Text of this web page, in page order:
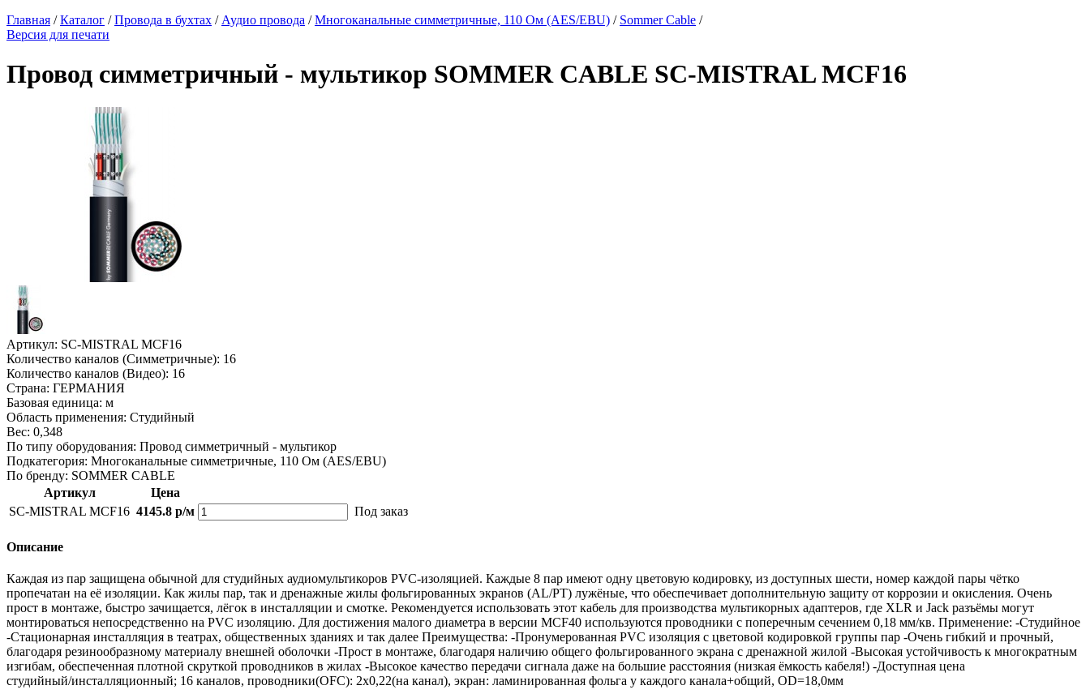
Главная /Каталог /Провода в бухтах / Аудио провода /Многоканальные симметричные, 110 Ом (AES/EBU) / Sommer Cable /
Версия для печати
Провод симметричный - мультикор SOMMER CABLE SC-MISTRAL MCF16
Артикул: SC-MISTRAL MCF16
Количество каналов (Симметричные): 16
Количество каналов (Видео): 16
Страна: ГЕРМАНИЯ
Базовая единица: м
Область применения: Студийный
Вес: 0,348
По типу оборудования: Провод симметричный - мультикор
Подкатегория: Многоканальные симметричные, 110 Ом (AES/EBU)
По бренду: SOMMER CABLE
Артикул
Цена
SC-MISTRAL MCF16 4145.8 р/м Под заказ
Описание
Каждая из пар защищена обычной для студийных аудиомультикоров PVC-изоляцией. Каждые 8 пар имеют одну цветовую кодировку, из доступных шести, номер каждой пары чётко
пропечатан на её изоляции. Как жилы пар, так и дренажные жилы фольгированных экранов (AL/PT) лужёные, что обеспечивает дополнительную защиту от коррозии и окисления. Очень
прост в монтаже, быстро зачищается, лёгок в инсталляции и смотке. Рекомендуется использовать этот кабель для производства мультикорных адаптеров, где XLR и Jack разъёмы могут
монтироваться непосредственно на PVC изоляцию. Для достижения малого диаметра в версии MCF40 используются проводники с поперечным сечением 0,18 мм/кв. Применение: -Студийное
-Стационарная инсталляция в театрах, общественных зданиях и так далее Преимущества: -Пронумерованная PVC изоляция с цветовой кодировкой группы пар -Очень гибкий и прочный,
благодаря резинообразному материалу внешней оболочки -Прост в монтаже, благодаря наличию общего фольгированного экрана с дренажной жилой -Высокая устойчивость к многократным
изгибам, обеспеченная плотной скруткой проводников в жилах -Высокое качество передачи сигнала даже на большие расстояния (низкая ёмкость кабеля!) -Доступная цена
студийный/инсталляционный; 16 каналов, проводники(OFC): 2х0,22(на канал), экран: ламинированная фольга у каждого канала+общий, OD=18,0мм